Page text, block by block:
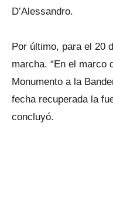
D’Alessandro.
Por último, para el 20
marcha. “En el marco
Monumento a la
fecha recuperada la
concluyó.